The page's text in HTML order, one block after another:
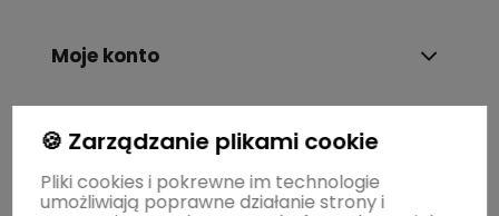
Moje konto
Gwarancja i zwroty
O firmie
🍪 Zarządzanie plikami cookie
Pliki cookies i pokrewne im technologie
umożliwiają poprawne działanie strony i